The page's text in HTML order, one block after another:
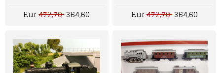
Eur472,70364,60 Eur472,70364,60